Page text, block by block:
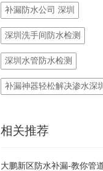
补漏防水公司 深圳
深圳洗手间防水检测
深圳水管防水检测
补漏神器轻松解决渗水深圳
相关推荐
大鹏新区防水补漏-教你管